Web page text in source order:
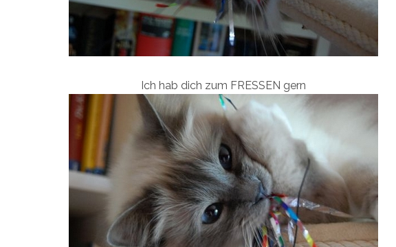
Ich hab dich zum FRESSEN gern